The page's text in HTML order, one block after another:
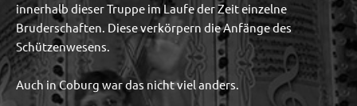
innerhalb dieser Truppe im Laufe der Zeit einzelne
Bruderschaften. Diese verkörpern die Anfänge des
Schützenwesens.
Auch in Coburg war das nicht viel anders.